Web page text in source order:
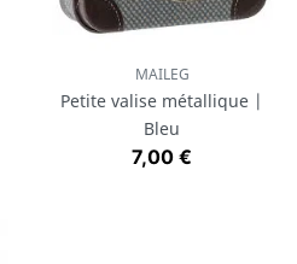
MAILEG
Petite valise métallique |
Bleu
Prix
7,00 €